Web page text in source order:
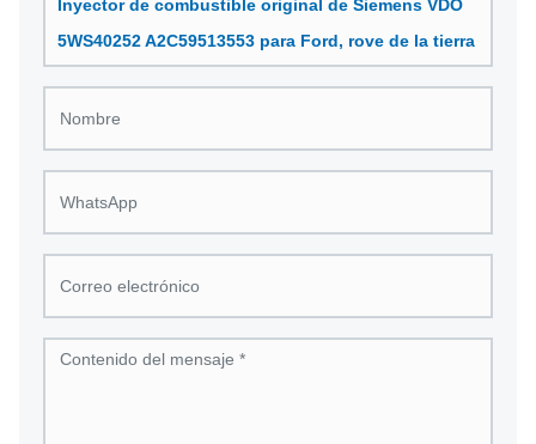
Inyector de combustible original de Siemens VDO
5WS40252 A2C59513553 para Ford, rove de la tierra